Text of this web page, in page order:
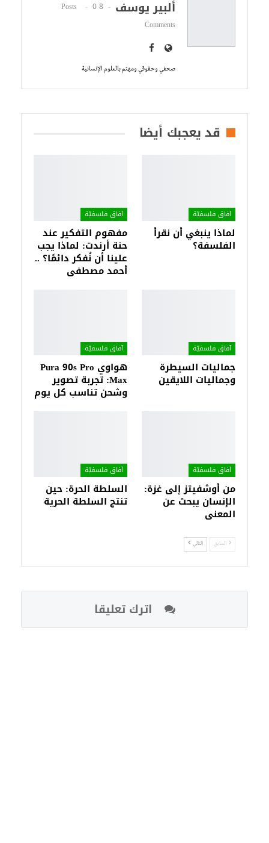
ألبير يوسف 8 Posts
0
Comments
صحفي وحقوقي ومهتم بالعلوم الإنسانية
قد يعجبك أيضا
آفاق فلسفيّة‎
لماذا ينبغي أن نقرأ
الفلسفة؟
آفاق فلسفيّة‎
مفهوم التفكير عند
حنة أرندت: لماذا يجب
علينا أن نُفكر دائمًا؟ ..
أحمد مصطفى
آفاق فلسفيّة‎
جماليات السيطرة
وجماليات اللايقين
آفاق فلسفيّة‎
هواوي Pura 90s Pro
Max: تجربة تصوير
وشحن تناسب كل يوم
آفاق فلسفيّة‎
من أوشفيتز إلى غزة:
الإنسان يبحث عن
المعنى
آفاق فلسفيّة‎
السلطة الحرة: حين
تنتج السلطة الحرية
السابق التالي
اترك تعليقا